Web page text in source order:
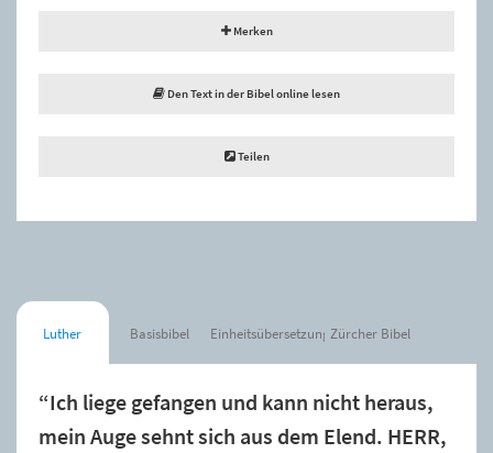
Merken
Den Text in der Bibel online lesen
Teilen
Luther Basisbibel Einheitsübersetzung Zürcher Bibel
“Ich liege gefangen und kann nicht heraus,
mein Auge sehnt sich aus dem Elend. HERR,